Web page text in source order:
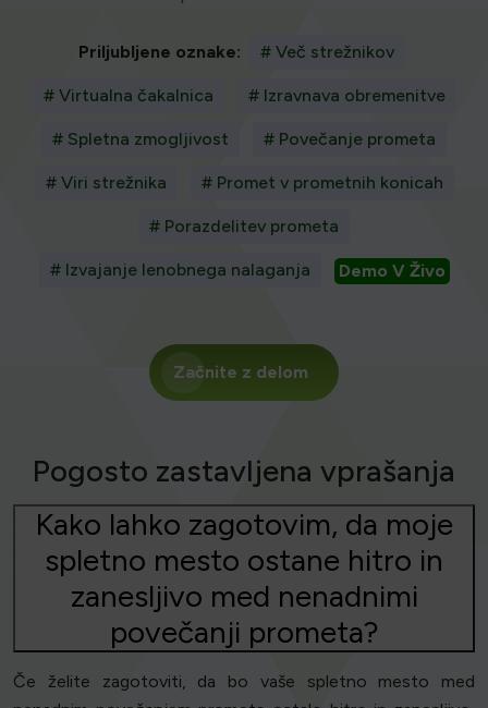
Priljubljene oznake: # Več strežnikov
# Virtualna čakalnica # Izravnava obremenitve
# Spletna zmogljivost # Povečanje prometa
# Viri strežnika # Promet v prometnih konicah
# Porazdelitev prometa
# Izvajanje lenobnega nalaganja Demo V Živo
Začnite z delom
Pogosto zastavljena vprašanja
Kako lahko zagotovim, da moje
spletno mesto ostane hitro in
zanesljivo med nenadnimi
povečanji prometa?
Če želite zagotoviti, da bo vaše spletno mesto med